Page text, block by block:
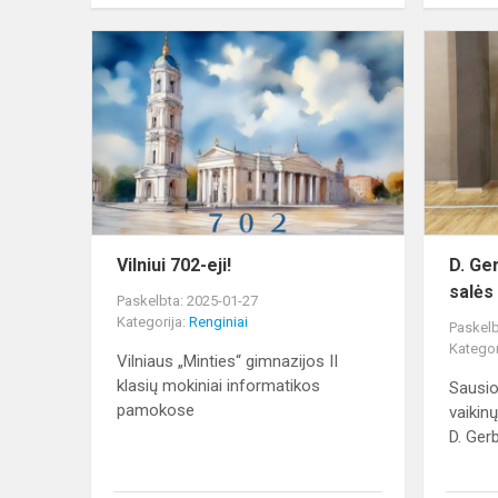
Vilniui
702-
eji!
Vilniui 702-eji!
Paskelbta: 2025-01-27
Kategorija: Renginiai
Vilniaus „Minties“ gimnazijos II
klasių mokiniai informatikos
pamokose
D.
D.